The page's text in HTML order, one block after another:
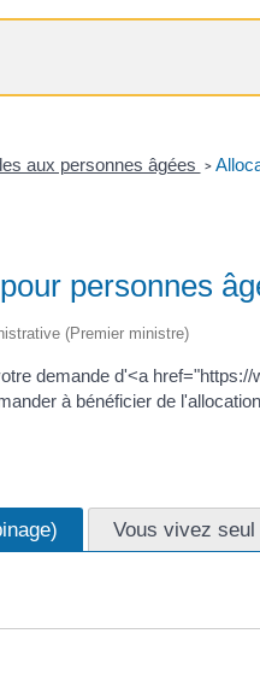
aux personnes âgées >
personnes
(Premier ministre)
demande d'<a
à bénéficier de
Vous vivez seul